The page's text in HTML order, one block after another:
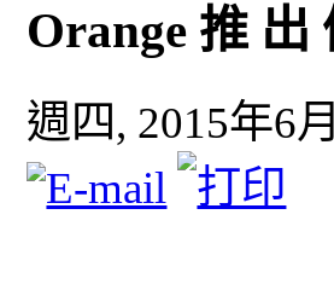
Orange 推 出
週四, 2015年6